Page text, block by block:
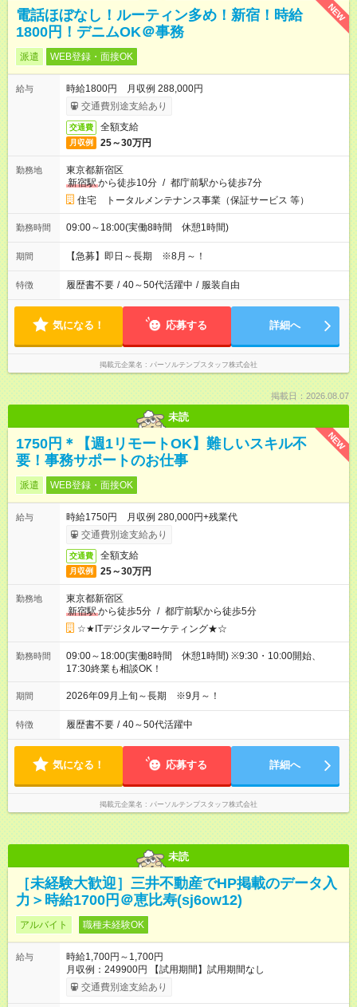
NEW
電話ほぼなし！ルーティン多め！新宿！時給
1800円！デニムOK＠事務
派遣 WEB登録・面接OK
給与
時給1800円 月収例 288,000円
交通費別途支給あり
交通費 全額支給
月収例 25～30万円
勤務地
東京都新宿区
新宿駅から徒歩10分 / 都庁前駅から徒歩7分
住宅 トータルメンテナンス事業（保証サービス 等）
勤務時間 09:00～18:00(実働8時間 休憩1時間)
期間 【急募】即日～長期 ※8月～！
特徴 履歴書不要 / 40～50代活躍中 / 服装自由
気になる！ 応募する 詳細へ
掲載元企業名 パーソルテンプスタッフ株式会社
掲載日：2026.08.07
未読
NEW
1750円＊【週1リモートOK】難しいスキル不
要！事務サポートのお仕事
派遣 WEB登録・面接OK
給与
時給1750円 月収例 280,000円+残業代
交通費別途支給あり
交通費 全額支給
月収例 25～30万円
勤務地
東京都新宿区
新宿駅から徒歩5分 / 都庁前駅から徒歩5分
☆★ITデジタルマーケティング★☆
勤務時間
09:00～18:00(実働8時間 休憩1時間) ※9:30・10:00開始、
17:30終業も相談OK！
期間 2026年09月上旬～長期 ※9月～！
特徴 履歴書不要 / 40～50代活躍中
気になる！ 応募する 詳細へ
掲載元企業名 パーソルテンプスタッフ株式会社
未読
［未経験大歓迎］三井不動産でHP掲載のデータ入
力＞時給1700円＠恵比寿(sj6ow12)
アルバイト 職種未経験OK
給与
時給1,700円～1,700円
月収例：249900円 【試用期間】試用期間なし
交通費別途支給あり